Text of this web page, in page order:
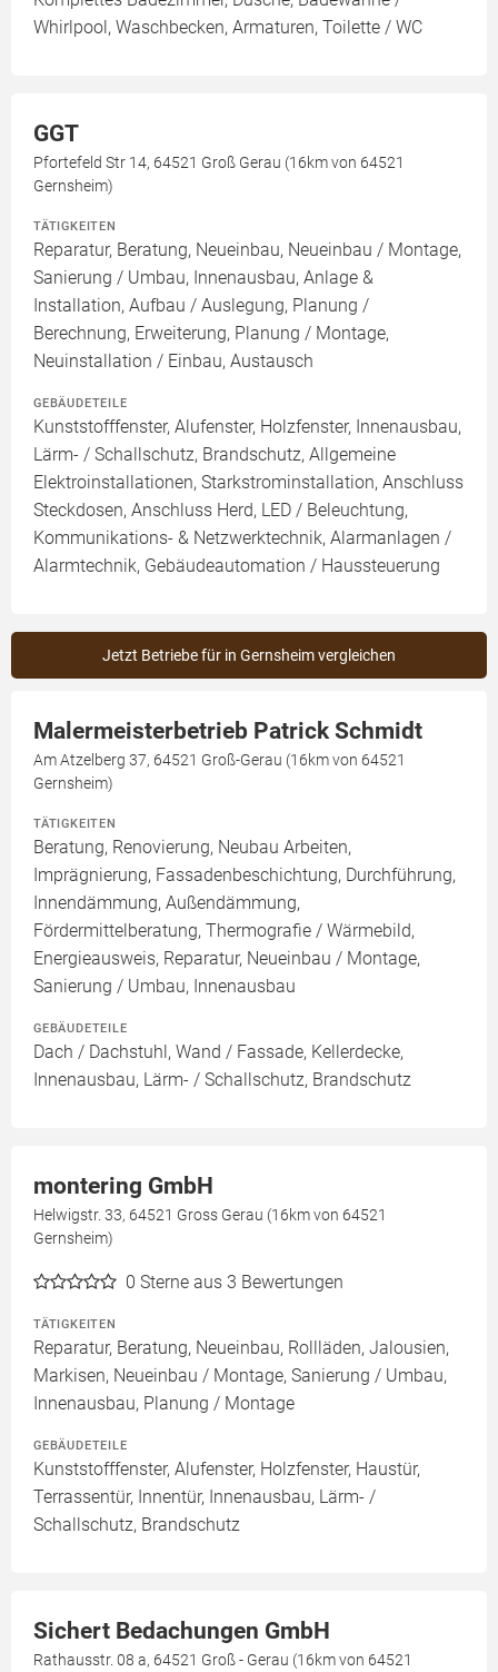
Whirlpool, Waschbecken, Armaturen, Toilette / WC
GGT
Pfortefeld Str 14, 64521 Groß Gerau (16km von 64521
Gernsheim)
TÄTIGKEITEN
Reparatur, Beratung, Neueinbau, Neueinbau / Montage,
Sanierung / Umbau, Innenausbau, Anlage &
Installation, Aufbau / Auslegung, Planung /
Berechnung, Erweiterung, Planung / Montage,
Neuinstallation / Einbau, Austausch
GEBÄUDETEILE
Kunststofffenster, Alufenster, Holzfenster, Innenausbau,
Lärm- / Schallschutz, Brandschutz, Allgemeine
Elektroinstallationen, Starkstrominstallation, Anschluss
Steckdosen, Anschluss Herd, LED / Beleuchtung,
Kommunikations- & Netzwerktechnik, Alarmanlagen /
Alarmtechnik, Gebäudeautomation / Haussteuerung
Jetzt Betriebe für in Gernsheim vergleichen
Malermeisterbetrieb Patrick Schmidt
Am Atzelberg 37, 64521 Groß-Gerau (16km von 64521
Gernsheim)
TÄTIGKEITEN
Beratung, Renovierung, Neubau Arbeiten,
Imprägnierung, Fassadenbeschichtung, Durchführung,
Innendämmung, Außendämmung,
Fördermittelberatung, Thermografie / Wärmebild,
Energieausweis, Reparatur, Neueinbau / Montage,
Sanierung / Umbau, Innenausbau
GEBÄUDETEILE
Dach / Dachstuhl, Wand / Fassade, Kellerdecke,
Innenausbau, Lärm- / Schallschutz, Brandschutz
montering GmbH
Helwigstr. 33, 64521 Gross Gerau (16km von 64521
Gernsheim)
0 Sterne aus 3 Bewertungen
TÄTIGKEITEN
Reparatur, Beratung, Neueinbau, Rollläden, Jalousien,
Markisen, Neueinbau / Montage, Sanierung / Umbau,
Innenausbau, Planung / Montage
GEBÄUDETEILE
Kunststofffenster, Alufenster, Holzfenster, Haustür,
Terrassentür, Innentür, Innenausbau, Lärm- /
Schallschutz, Brandschutz
Sichert Bedachungen GmbH
Rathausstr. 08 a, 64521 Groß - Gerau (16km von 64521